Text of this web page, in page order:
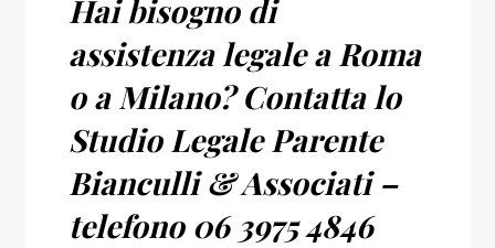
Hai bisogno di
assistenza legale a Roma
o a Milano? Contatta lo
Studio Legale Parente
Bianculli & Associati –
telefono 06 3975 4846